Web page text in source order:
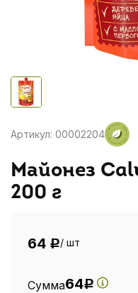
Артикул: 00002204
Майонез
200 г
64 Р/ шт
Сумма64Р